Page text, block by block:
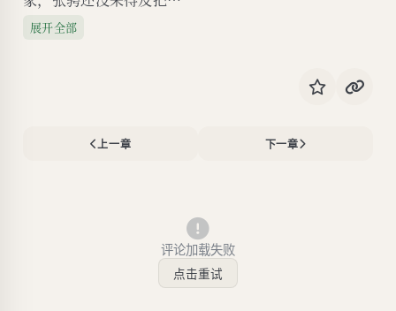
展开全部
上一章 下一章
评论加载失败
点击重试